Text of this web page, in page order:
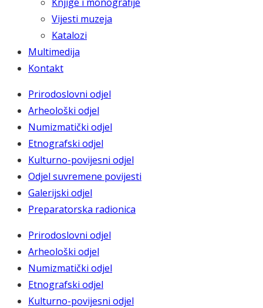
Vijesti muzeja
Katalozi
Multimedija
Kontakt
Prirodoslovni odjel
Arheološki odjel
Numizmatički odjel
Etnografski odjel
Kulturno-povijesni odjel
Odjel suvremene povijesti
Galerijski odjel
Preparatorska radionica
Prirodoslovni odjel
Arheološki odjel
Numizmatički odjel
Etnografski odjel
Kulturno-povijesni odjel